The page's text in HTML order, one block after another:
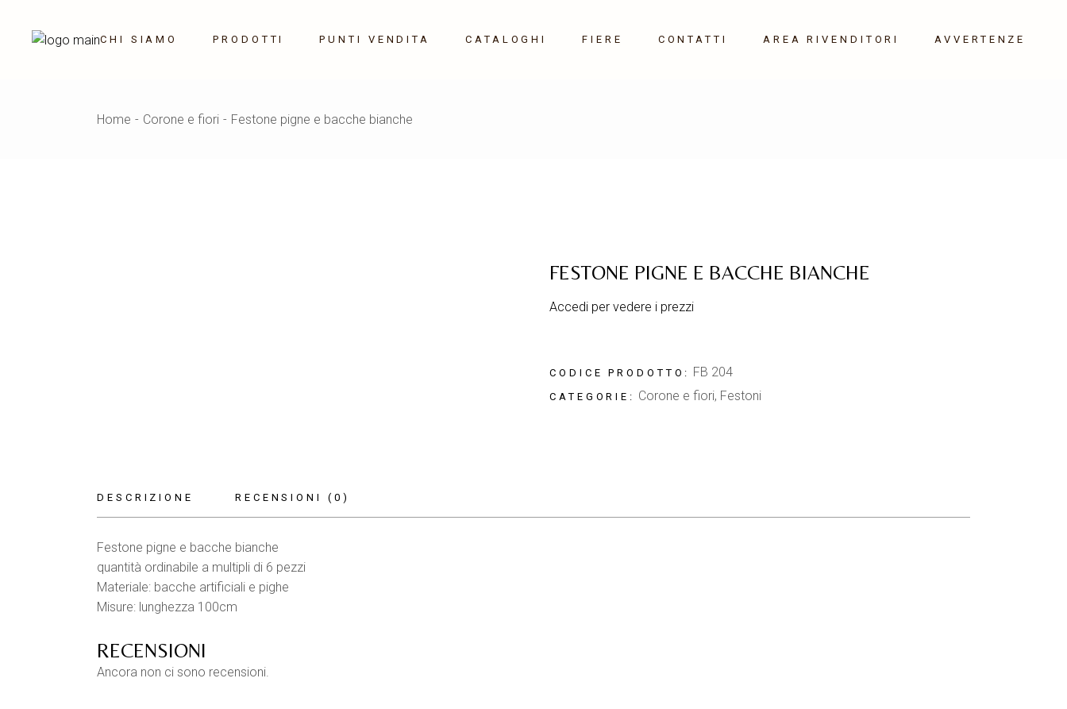
content
CHI SIAMO PRODOTTI
Saponi profumati
PUNTI VENDITA CATALOGHI FIERE CONTATTI AREA RIVENDITORI AVVERTENZE
Home Corone e fiori Festone pigne e bacche bianche
FESTONE PIGNE E BACCHE BIANCHE
Accedi per vedere i prezzi
CODICE PRODOTTO: FB 204
CATEGORIE: Corone e fiori, Festoni
DESCRIZIONE RECENSIONI (0)
Festone pigne e bacche bianche
quantità ordinabile a multipli di 6 pezzi
Materiale: bacche artificiali e pighe
Misure: lunghezza 100cm
RECENSIONI
Ancora non ci sono recensioni.